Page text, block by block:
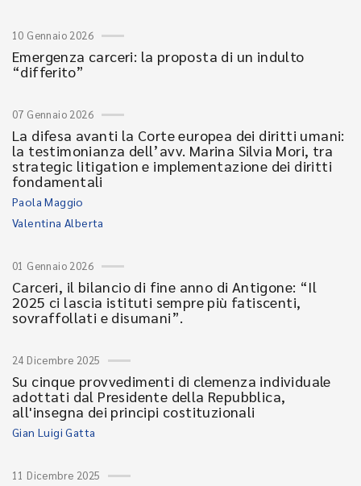
10 Gennaio 2026
Emergenza carceri: la proposta di un indulto
“differito”
07 Gennaio 2026
La difesa avanti la Corte europea dei diritti umani:
la testimonianza dell’avv. Marina Silvia Mori, tra
strategic litigation e implementazione dei diritti
fondamentali
Paola Maggio
Valentina Alberta
01 Gennaio 2026
Carceri, il bilancio di fine anno di Antigone: “Il
2025 ci lascia istituti sempre più fatiscenti,
sovraffollati e disumani”.
24 Dicembre 2025
Su cinque provvedimenti di clemenza individuale
adottati dal Presidente della Repubblica,
all'insegna dei principi costituzionali
Gian Luigi Gatta
11 Dicembre 2025